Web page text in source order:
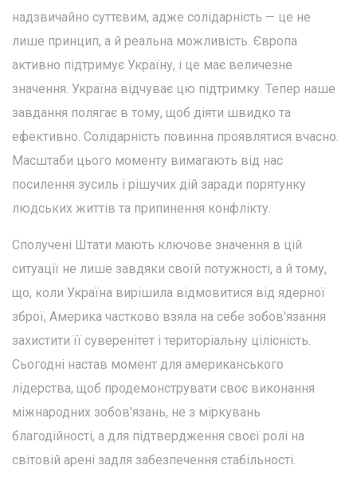
надзвичайно суттєвим, адже солідарність — це не
лише принцип, а й реальна можливість. Європа
активно підтримує Україну, і це має величезне
значення. Україна відчуває цю підтримку. Тепер наше
завдання полягає в тому, щоб діяти швидко та
ефективно. Солідарність повинна проявлятися вчасно.
Масштаби цього моменту вимагають від нас
посилення зусиль і рішучих дій заради порятунку
людських життів та припинення конфлікту.
Сполучені Штати мають ключове значення в цій
ситуації не лише завдяки своїй потужності, а й тому,
що, коли Україна вирішила відмовитися від ядерної
зброї, Америка частково взяла на себе зобов'язання
захистити її суверенітет і територіальну цілісність.
Сьогодні настав момент для американського
лідерства, щоб продемонструвати своє виконання
міжнародних зобов'язань, не з міркувань
благодійності, а для підтвердження своєї ролі на
світовій арені задля забезпечення стабільності.